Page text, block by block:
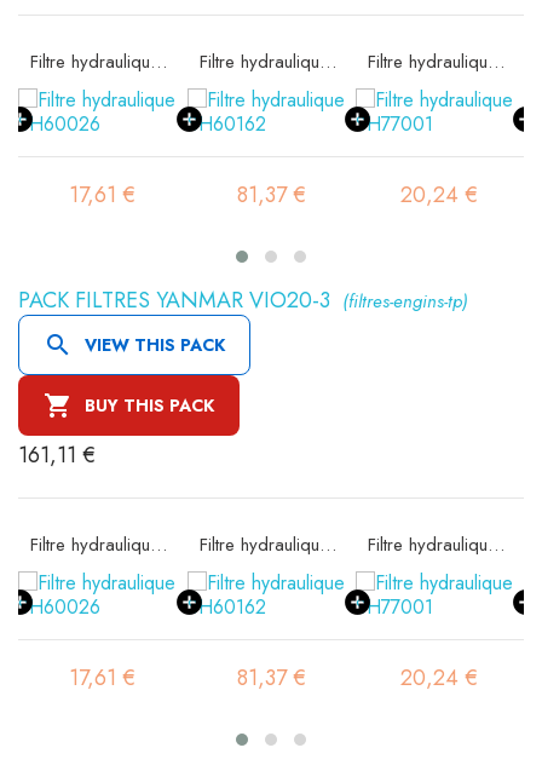
Filtre hydraulique SH60026
17,61 €
Filtre hydraulique SH60162
81,37 €
Filtre hydraulique SH77001
20,24 €
PACK FILTRES YANMAR VIO20-3 (filtres-engins-tp)
 VIEW THIS PACK
 BUY THIS PACK
161,11 €
Filtre hydraulique SH60026
17,61 €
Filtre hydraulique SH60162
81,37 €
Filtre hydraulique SH77001
20,24 €